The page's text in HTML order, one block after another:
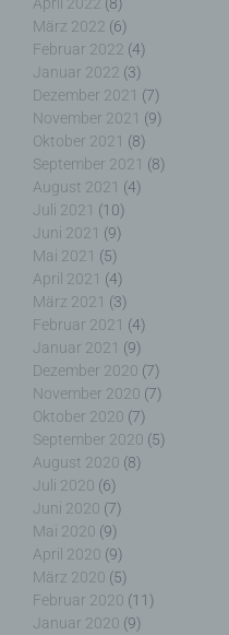
April 2022 (8)
März 2022 (6)
Februar 2022 (4)
Januar 2022 (3)
Dezember 2021 (7)
November 2021 (9)
Oktober 2021 (8)
September 2021 (8)
August 2021 (4)
Juli 2021 (10)
Juni 2021 (9)
Mai 2021 (5)
April 2021 (4)
März 2021 (3)
Februar 2021 (4)
Januar 2021 (9)
Dezember 2020 (7)
November 2020 (7)
Oktober 2020 (7)
September 2020 (5)
August 2020 (8)
Juli 2020 (6)
Juni 2020 (7)
Mai 2020 (9)
April 2020 (9)
März 2020 (5)
Februar 2020 (11)
Januar 2020 (9)
Verantwortlichen
befugt sind, die
verarbeiten.
k) Einwilligung
Einwilligung ist jede
freiwillig für den
Weise und
Willensbekundung in
einer sonstigen
Handlung, mit der
verstehen gibt, dass
sie betreffenden
einverstanden ist.
Name und Anschrift
Verantwortlichen
Verantwortlicher im
Grundverordnung,
der